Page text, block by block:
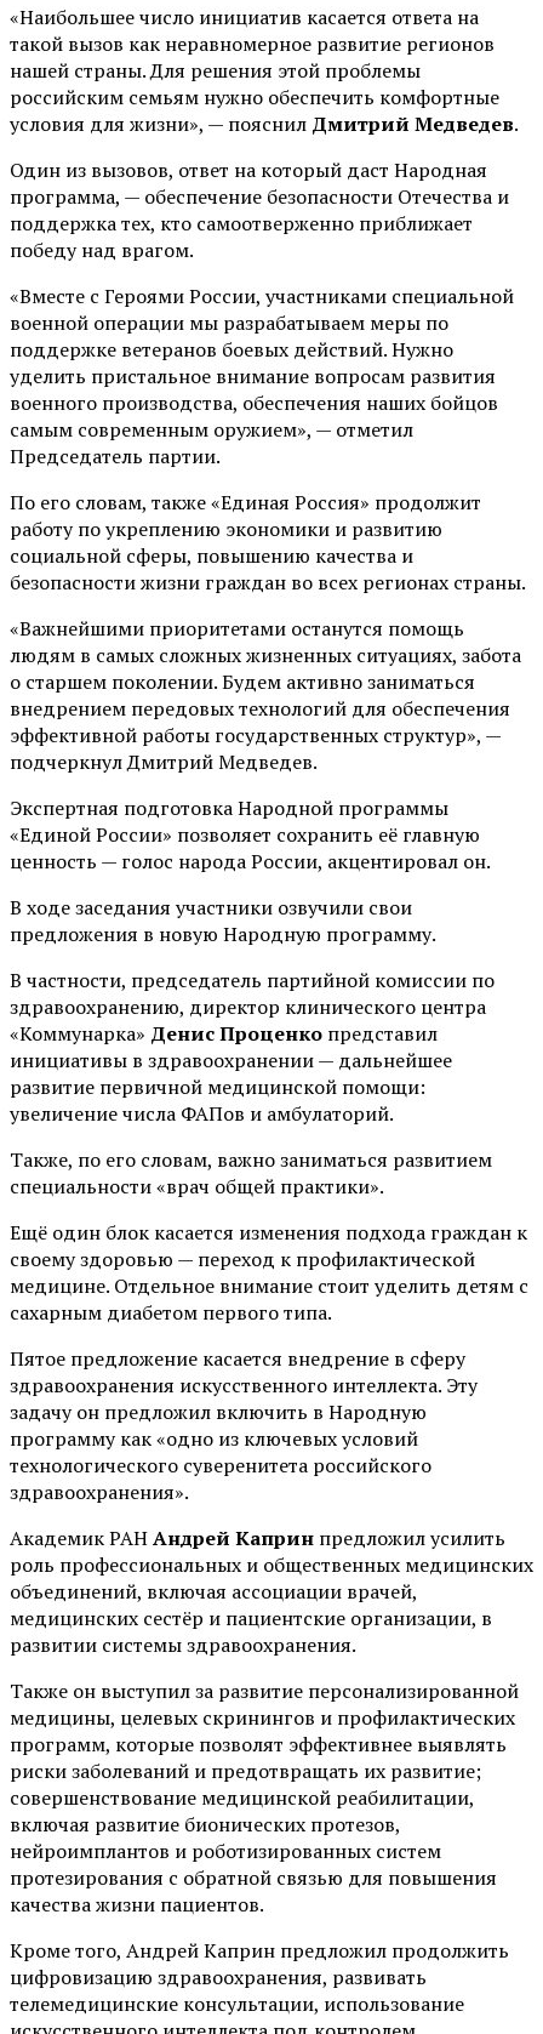
«Наибольшее число инициатив касается ответа на
такой вызов как неравномерное развитие регионов
нашей страны. Для решения этой проблемы
российским семьям нужно обеспечить комфортные
условия для жизни», — пояснил Дмитрий Медведев.
Один из вызовов, ответ на который даст Народная
программа, — обеспечение безопасности Отечества и
поддержка тех, кто самоотверженно приближает
победу над врагом.
«Вместе с Героями России, участниками специальной
военной операции мы разрабатываем меры по
поддержке ветеранов боевых действий. Нужно
уделить пристальное внимание вопросам развития
военного производства, обеспечения наших бойцов
самым современным оружием», — отметил
Председатель партии.
По его словам, также «Единая Россия» продолжит
работу по укреплению экономики и развитию
социальной сферы, повышению качества и
безопасности жизни граждан во всех регионах страны.
«Важнейшими приоритетами останутся помощь
людям в самых сложных жизненных ситуациях, забота
о старшем поколении. Будем активно заниматься
внедрением передовых технологий для обеспечения
эффективной работы государственных структур», —
подчеркнул Дмитрий Медведев.
Экспертная подготовка Народной программы
«Единой России» позволяет сохранить её главную
ценность — голос народа России, акцентировал он.
В ходе заседания участники озвучили свои
предложения в новую Народную программу.
В частности, председатель партийной комиссии по
здравоохранению, директор клинического центра
«Коммунарка» Денис Проценко представил
инициативы в здравоохранении — дальнейшее
развитие первичной медицинской помощи:
увеличение числа ФАПов и амбулаторий.
Также, по его словам, важно заниматься развитием
специальности «врач общей практики».
Ещё один блок касается изменения подхода граждан к
своему здоровью — переход к профилактической
медицине. Отдельное внимание стоит уделить детям с
сахарным диабетом первого типа.
Пятое предложение касается внедрение в сферу
здравоохранения искусственного интеллекта. Эту
задачу он предложил включить в Народную
программу как «одно из ключевых условий
технологического суверенитета российского
здравоохранения».
Академик РАНАндрей Каприн предложил усилить
роль профессиональных и общественных медицинских
объединений, включая ассоциации врачей,
медицинских сестёр и пациентские организации, в
развитии системы здравоохранения.
Также он выступил за развитие персонализированной
медицины, целевых скринингов и профилактических
программ, которые позволят эффективнее выявлять
риски заболеваний и предотвращать их развитие;
совершенствование медицинской реабилитации,
включая развитие бионических протезов,
нейроимплантов и роботизированных систем
протезирования с обратной связью для повышения
качества жизни пациентов.
Кроме того, Андрей Каприн предложил продолжить
цифровизацию здравоохранения, развивать
телемедицинские консультации, использование